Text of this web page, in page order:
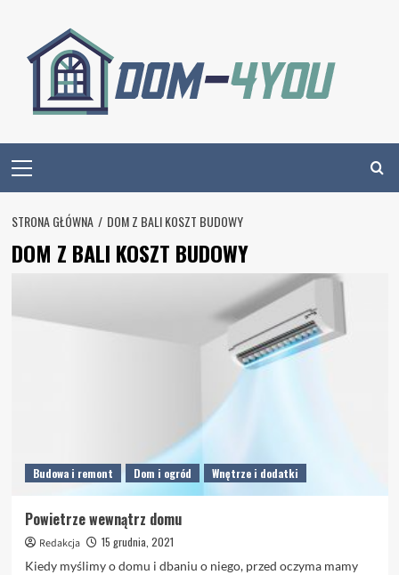
content
Menu
STRONA GŁÓWNA DOM Z BALI KOSZT BUDOWY
DOM Z BALI KOSZT BUDOWY
Budowa i remont Dom i ogród Wnętrze i dodatki
Powietrze wewnątrz domu
Redakcja
15 grudnia, 2021
Kiedy myślimy o domu i dbaniu o niego, przed oczyma mamy